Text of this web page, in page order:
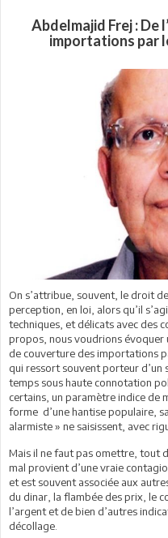
Abdelmajid Frej : De
importations par
On s’attribue, souvent, le droit
perception, en loi, alors qu’il
techniques, et délicats avec des
propos, nous voudrions évoquer
de couverture des importations
qui ressort souvent porteur
temps sous haute connotation
certains, un paramètre indice de
forme d’une hantise populaire,
alarmiste » ne saisissent, avec
Mais il ne faut pas omettre, tout
mal provient d’une vraie
et est souvent associée aux
du dinar, la flambée des prix, le
l’argent et de bien d’autres
décollage.